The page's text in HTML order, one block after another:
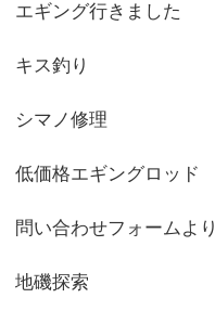
エギング行きました
キス釣り
シマノ修理
低価格エギングロッド
問い合わせフォームより
地磯探索